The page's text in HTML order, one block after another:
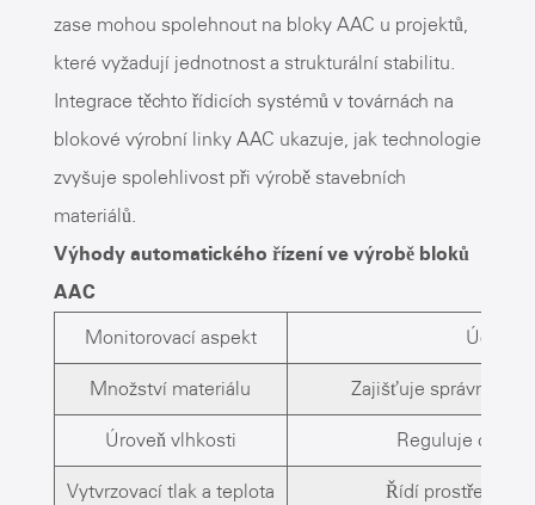
zase mohou spolehnout na bloky AAC u projektů,
které vyžadují jednotnost a strukturální stabilitu.
Integrace těchto řídicích systémů v továrnách na
blokové výrobní linky AAC ukazuje, jak technologie
zvyšuje spolehlivost při výrobě stavebních
materiálů.
Výhody automatického řízení ve výrobě bloků
AAC
Monitorovací aspekt
Účel
Množství materiálu Zajišťuje správné
Úroveň vlhkosti Reguluje obsah
Vytvrzovací tlak a teplota Řídí prostředí